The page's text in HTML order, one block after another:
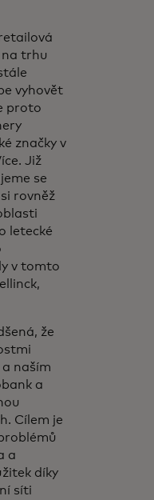
na trhu
vyhovět
proto
značky v
Již
se
rovněž
letecké
v tomto
že
a naším
a
Cílem je
a
díky
síti